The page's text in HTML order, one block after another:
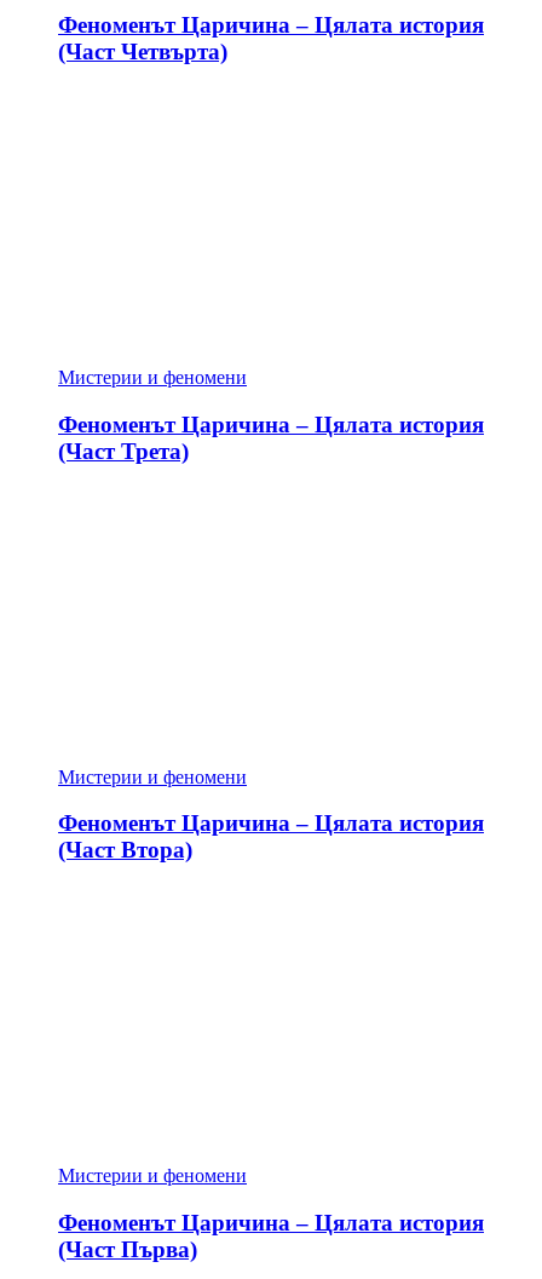
Феноменът Царичина – Цялата история
(Част Четвърта)
Мистерии и феномени
Феноменът Царичина – Цялата история
(Част Трета)
Мистерии и феномени
Феноменът Царичина – Цялата история
(Част Втора)
Мистерии и феномени
Феноменът Царичина – Цялата история
(Част Първа)